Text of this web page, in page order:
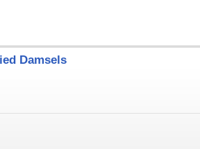
Damsels